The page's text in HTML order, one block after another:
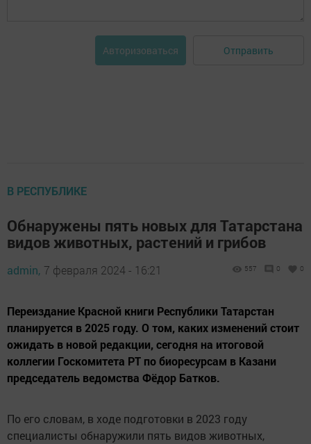
Авторизоваться Отправить
В РЕСПУБЛИКЕ
Обнаружены пять новых для Татарстана
видов животных, растений и грибов
admin, 7 февраля 2024 - 16:21 557 0 0
Переиздание Красной книги Республики Татарстан
планируется в 2025 году. О том, каких изменений стоит
ожидать в новой редакции, сегодня на итоговой
коллегии Госкомитета РТ по биоресурсам в Казани
председатель ведомства Фёдор Батков.
По его словам, в ходе подготовки в 2023 году
специалисты обнаружили пять видов животных,